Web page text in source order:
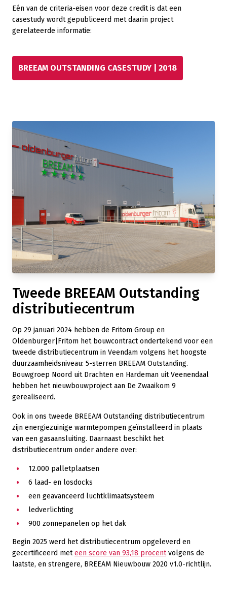
Eén van de criteria-eisen voor deze credit is dat een
casestudy wordt gepubliceerd met daarin project
gerelateerde informatie:
BREEAM OUTSTANDING CASESTUDY | 2018
Tweede BREEAM Outstanding
distributiecentrum
Op 29 januari 2024 hebben de Fritom Group en
Oldenburger|Fritom het bouwcontract ondertekend voor een
tweede distributiecentrum in Veendam volgens het hoogste
duurzaamheidsniveau: 5-sterren BREEAM Outstanding.
Bouwgroep Noord uit Drachten en Hardeman uit Veenendaal
hebben het nieuwbouwproject aan De Zwaaikom 9
gerealiseerd.
Ook in ons tweede BREEAM Outstanding distributiecentrum
zijn energiezuinige warmtepompen geïnstalleerd in plaats
van een gasaansluiting. Daarnaast beschikt het
distributiecentrum onder andere over:
12.000 palletplaatsen
6 laad- en losdocks
een geavanceerd luchtklimaatsysteem
ledverlichting
900 zonnepanelen op het dak
Begin 2025 werd het distributiecentrum opgeleverd en
gecertificeerd meteen score van 93,18 procentvolgens de
laatste, en strengere, BREEAM Nieuwbouw 2020 v1.0-richtlijn.